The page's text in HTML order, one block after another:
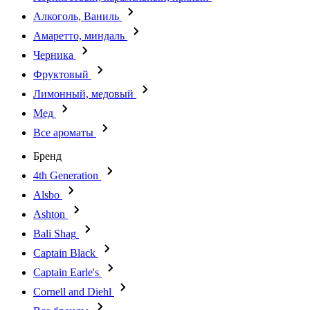
Алкоголь, Ваниль
Амаретто, миндаль
Черника
Фруктовый
Лимонный, медовый
Мед
Все ароматы
Бренд
4th Generation
Alsbo
Ashton
Bali Shag
Captain Black
Captain Earle's
Cornell and Diehl